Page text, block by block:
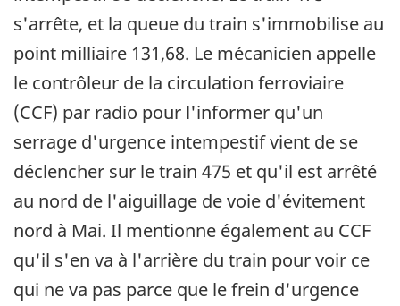
s'arrête, et la queue du train s'immobilise au
point milliaire 131,68. Le mécanicien appelle
le contrôleur de la circulation ferroviaire
(CCF) par radio pour l'informer qu'un
serrage d'urgence intempestif vient de se
déclencher sur le train 475 et qu'il est arrêté
au nord de l'aiguillage de voie d'évitement
nord à Mai. Il mentionne également au CCF
qu'il s'en va à l'arrière du train pour voir ce
qui ne va pas parce que le frein d'urgence